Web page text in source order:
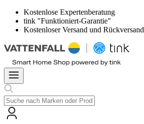
Kostenlose Expertenberatung
tink "Funktioniert-Garantie"
Kostenloser Versand und Rückversand